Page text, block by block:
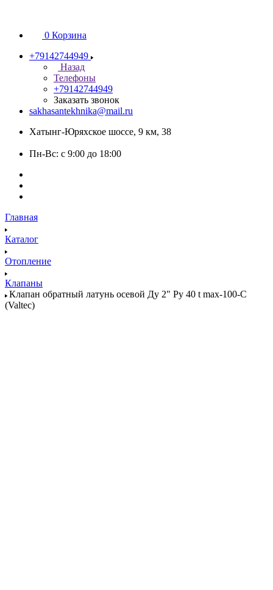
0 Корзина
+79142744949
Назад
Телефоны
+79142744949
Заказать звонок
sakhasantekhnika@mail.ru
Хатынг-Юряхское шоссе, 9 км, 38
Пн-Вс: с 9:00 до 18:00
Главная
Каталог
Отопление
Клапаны
Клапан обратный латунь осевой Ду 2" Ру 40 t max-100-С
(Valtec)